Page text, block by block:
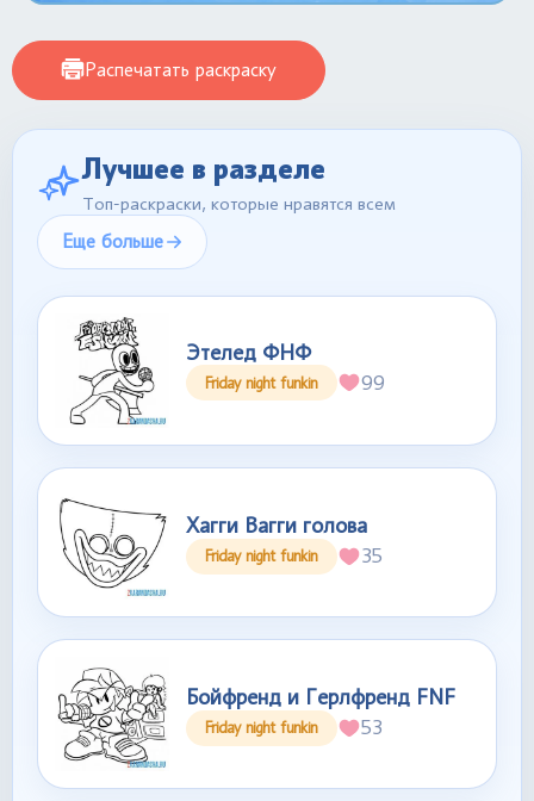
Распечатать раскраску
Лучшее в разделе
Топ-раскраски, которые нравятся всем
Еще больше
Этелед ФНФ
Friday night funkin 99
Хагги Вагги голова
Friday night funkin 35
Бойфренд и Герлфренд FNF
Friday night funkin 53